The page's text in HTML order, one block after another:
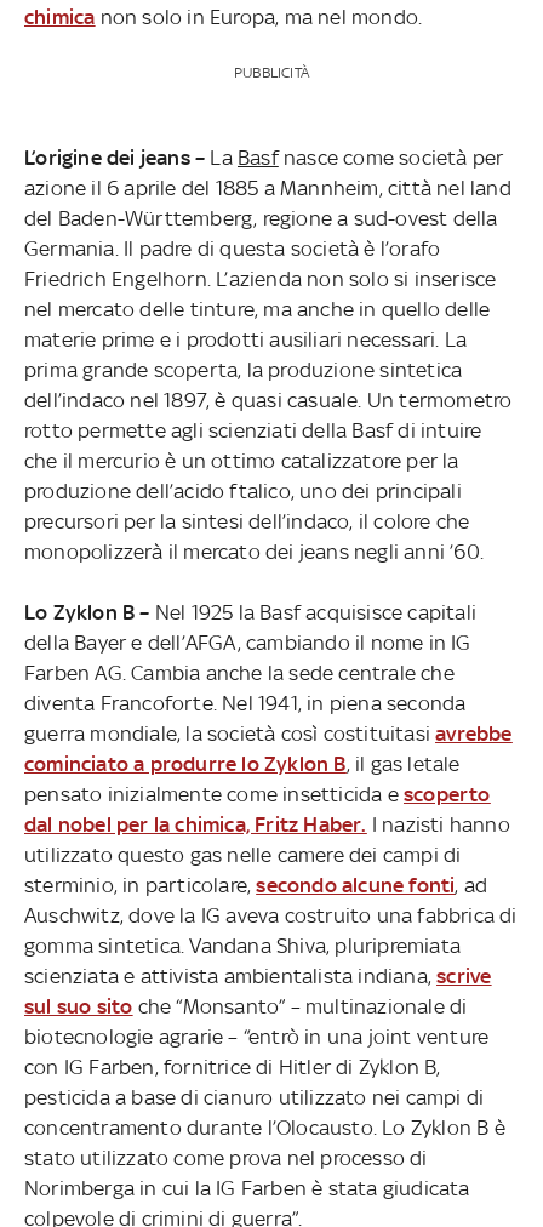
chimica non solo in Europa, ma nel mondo.
PUBBLICITÀ
L’origine dei jeans – La Basfnasce come società per
azione il 6 aprile del 1885 a Mannheim, città nel land
del Baden-Württemberg, regione a sud-ovest della
Germania. Il padre di questa società è l’orafo
Friedrich Engelhorn. L’azienda non solo si inserisce
nel mercato delle tinture, ma anche in quello delle
materie prime e i prodotti ausiliari necessari. La
prima grande scoperta, la produzione sintetica
dell’indaco nel 1897, è quasi casuale. Un termometro
rotto permette agli scienziati della Basf di intuire
che il mercurio è un ottimo catalizzatore per la
produzione dell’acido ftalico, uno dei principali
precursori per la sintesi dell’indaco, il colore che
monopolizzerà il mercato dei jeans negli anni ’60.
Lo Zyklon B – Nel 1925 la Basf acquisisce capitali
della Bayer e dell’AFGA, cambiando il nome in IG
Farben AG. Cambia anche la sede centrale che
diventa Francoforte. Nel 1941, in piena seconda
guerra mondiale, la società così costituitasiavrebbe
cominciato a produrre lo Zyklon B, il gas letale
pensato inizialmente come insetticida e scoperto
dal nobel per la chimica, Fritz Haber. I nazisti hanno
utilizzato questo gas nelle camere dei campi di
sterminio, in particolare,secondo alcune fonti, ad
Auschwitz, dove la IG aveva costruito una fabbrica di
gomma sintetica. Vandana Shiva, pluripremiata
scienziata e attivista ambientalista indiana,scrive
sul suo sito che “Monsanto” – multinazionale di
biotecnologie agrarie – “entrò in una joint venture
con IG Farben, fornitrice di Hitler di Zyklon B,
pesticida a base di cianuro utilizzato nei campi di
concentramento durante l’Olocausto. Lo Zyklon B è
stato utilizzato come prova nel processo di
Norimberga in cui la IG Farben è stata giudicata
colpevole di crimini di guerra”.